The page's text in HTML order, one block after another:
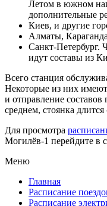
Летом в южном
дополнительные
Киев, и другие
Алматы,
Санкт-Петербург.
идут составы из
Всего станция
Некоторые из них
и отправление
среднем, стоянка
Для просмотра
Могилёв-1 перейдите в
Меню
Главная
Расписание
Расписание